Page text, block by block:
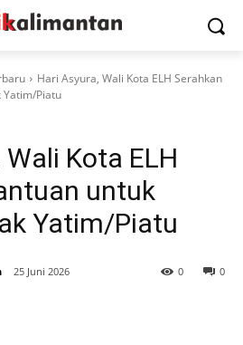
Hari Asyura, Wali Kota ELH Serahkan
Yatim/Piatu
Kota ELH
untuk
Yatim/Piatu
25 Juni 2026 0
0